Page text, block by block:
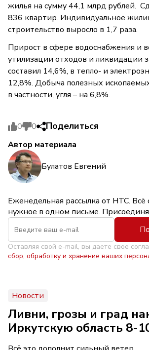
жилья на сумму 44,1 млрд рублей.
836 квартир. Индивидуальное
строительство выросло в 1,7 раза.
Прирост в сфере водоснабжения и
утилизации отходов и ликвидации
составил 14,6%, в тепло- и
12,8%. Добыча полезных
в частности, угля – на 6,8%.
0 0 Поделиться
Автор материала
Булатов Евгений
Еженедельная рассылка от НТС. Всё
нужное в одном письме.
Оставляя свой e-mail, вы даете свое
сбор, обработку и хранение ваших
Новости
Ливни, грозы и град
Иркутскую область 8-